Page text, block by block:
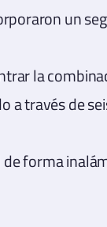
un
la
a través de
forma